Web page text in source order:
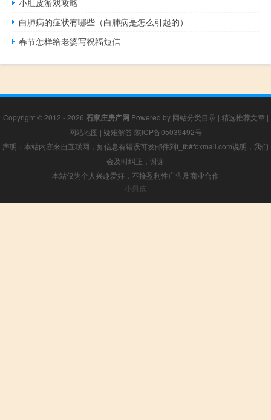
小肚皮游戏攻略
白肺病的症状有哪些（白肺病是怎么引起的）
春节怎样给老婆写祝福短信
Copyright © 2012 - 2026 石家庄房产网 Powered by 网站分类目录 | 精选推荐文章 |
网站地图 | 疑难解答 陕ICP备05039492号
声明：本站内容来自互联网，如信息有错误可发邮件到f_fb#foxmail.com说明，我们
会及时纠正，谢谢
本站仅为个人兴趣爱好，不接盈利性广告及商业合作
小男孩